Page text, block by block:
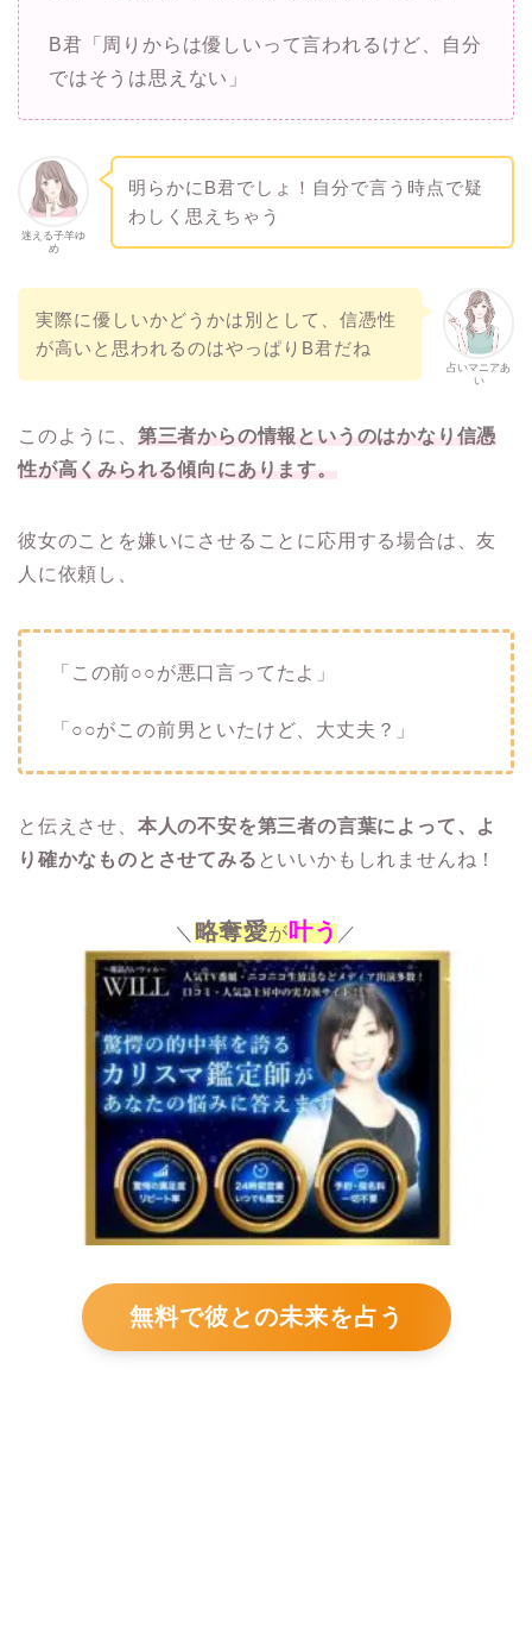
B君「周りからは優しいって言われるけど、自分
ではそうは思えない」
迷える子羊ゆ
め
明らかにB君でしょ！自分で言う時点で疑
わしく思えちゃう
占いマニアあ
い
実際に優しいかどうかは別として、信憑性
が高いと思われるのはやっぱりB君だね
このように、 第三者からの情報というのはかなり信憑
性が高くみられる傾向にあります。
彼女のことを嫌いにさせることに応用する場合は、友
人に依頼し、
「この前○○が悪口言ってたよ」
「○○がこの前男といたけど、大丈夫？」
と伝えさせ、 本人の不安を第三者の言葉によって、よ
り確かなものとさせてみる といいかもしれませんね！
＼ 略奪愛が叶う ／
無料で彼との未来を占う